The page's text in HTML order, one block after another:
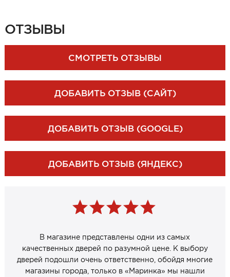
ОТЗЫВЫ
СМОТРЕТЬ ОТЗЫВЫ
ДОБАВИТЬ ОТЗЫВ (САЙТ)
ДОБАВИТЬ ОТЗЫВ (GOOGLE)
ДОБАВИТЬ ОТЗЫВ (ЯНДЕКС)
В магазине представлены одни из самых
качественных дверей по разумной цене. К выбору
дверей подошли очень ответственно, обойдя многие
магазины города, только в «Маринка» мы нашли